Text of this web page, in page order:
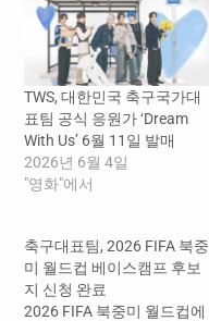
TWS, 대한민국 축구국가대
표팀 공식 응원가 ‘Dream
With Us’ 6월 11일 발매
2026년 6월 4일
"영화"에서
축구대표팀, 2026 FIFA 북중
미 월드컵 베이스캠프 후보
지 신청 완료
2026 FIFA 북중미 월드컵에